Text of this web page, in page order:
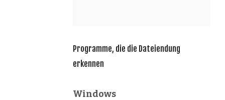
Programme, die die Dateiendung
erkennen
Windows